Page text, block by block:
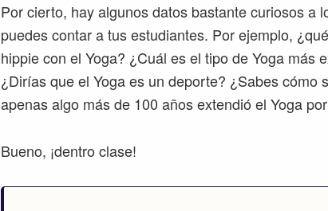
Por cierto, hay algunos datos bastante curiosos a
puedes contar a tus estudiantes. Por ejemplo,
hippie con el Yoga? ¿Cuál es el tipo de Yoga más
¿Dirías que el Yoga es un deporte? ¿Sabes cómo
apenas algo más de 100 años extendió el Yoga
Bueno, ¡dentro clase!